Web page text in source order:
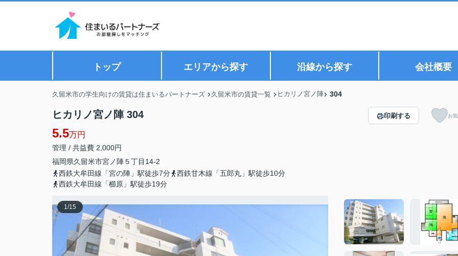
トップ エリアから探す 沿線から探す 会社概要
久留米市の学生向けの賃貸は住まいるパートナーズ 久留米市の賃貸一覧 ヒカリノ宮ノ陣 304
ヒカリノ宮ノ陣 304
5.5万円
管理 / 共益費 2,000円
福岡県久留米市宮ノ陣５丁目14-2
西鉄大牟田線「宮の陣」駅徒歩7分
西鉄甘木線「五郎丸」駅徒歩10分
西鉄大牟田線「櫛原」駅徒歩19分
印刷する お
1/15